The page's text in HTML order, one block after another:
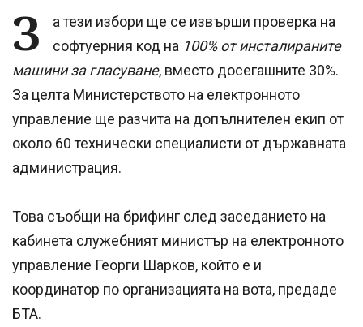
З
а тези избори ще се извърши проверка на
софтуерния код на 100% от инсталираните
машини за гласуване, вместо досегашните 30%.
За целта Министерството на електронното
управление ще разчита на допълнителен екип от
около 60 технически специалисти от държавната
администрация.
Това съобщи на брифинг след заседанието на
кабинета служебният министър на електронното
управление Георги Шарков, който е и
координатор по организацията на вота, предаде
БТА.